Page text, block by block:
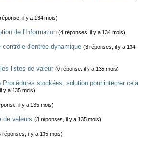
il y a 134 mois)
de l'Information (4 réponses, il y a 134 mois)
d'entrée dynamique (3 réponses, il y a 134
listes de valeur (0 réponse, il y a 135 mois)
Procédures stockées, solution pour intégrer cela
y a 135 mois)
il y a 135 mois)
de valeurs (3 réponses, il y a 135 mois)
réponses, il y a 135 mois)